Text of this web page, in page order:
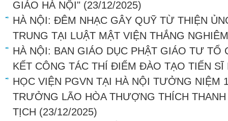
GIÁO HÀ NỘI" (23/12/2025)
HÀ NỘI: ĐÊM NHẠC GÂY QUỸ TỪ THIỆN
TRUNG TẠI LUẬT MẬT VIỆN THẮNG NGHIÊM
HÀ NỘI: BAN GIÁO DỤC PHẬT GIÁO TƯ TỔ
KẾT CÔNG TÁC THÍ ĐIỂM ĐÀO TẠO TIẾN SĨ
HỌC VIỆN PGVN TẠI HÀ NỘI TƯỞNG NIỆM
TRƯỞNG LÃO HÒA THƯỢNG THÍCH
TỊCH (23/12/2025)